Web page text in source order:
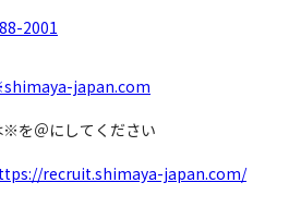
2001
japan.com
※を＠にしてください
recruit.shimaya-japan.com/